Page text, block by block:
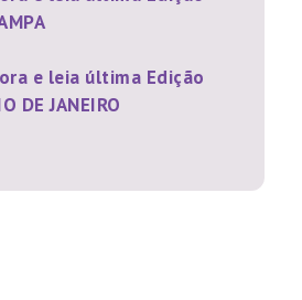
e leia última Edição
DE JANEIRO